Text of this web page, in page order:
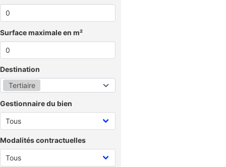
Surface maximale en m²
Destination
Tertiaire
Gestionnaire du bien
Modalités contractuelles